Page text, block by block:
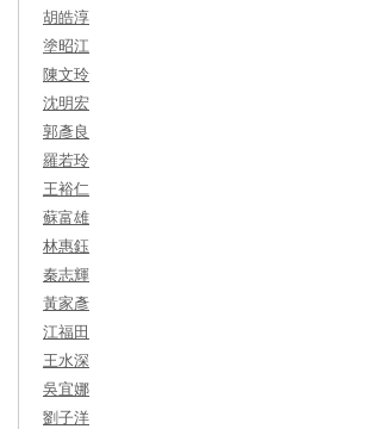
胡皓淳
塗昭江
陳文玲
沈明宏
郭彥良
羅若玲
王裕仁
蘇富雄
林惠鈺
秦志輝
黃家彥
江福田
王水深
吳宜娜
劉子洋